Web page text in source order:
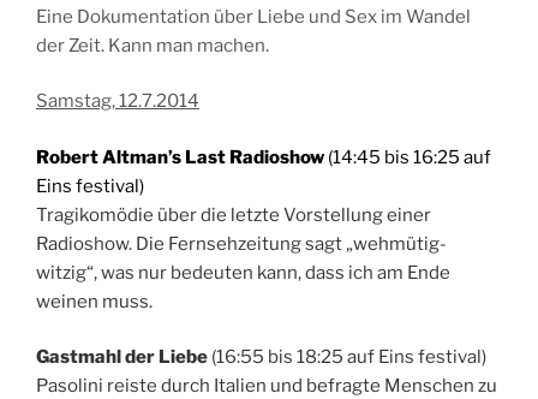
Eine Dokumentation über Liebe und Sex im Wandel
der Zeit. Kann man machen.
Samstag, 12.7.2014
Robert Altman’s Last Radioshow (14:45 bis 16:25 auf
Eins festival)
Tragikomödie über die letzte Vorstellung einer
Radioshow. Die Fernsehzeitung sagt „wehmütig-
witzig“, was nur bedeuten kann, dass ich am Ende
weinen muss.
Gastmahl der Liebe (16:55 bis 18:25 auf Eins festival)
Pasolini reiste durch Italien und befragte Menschen zu